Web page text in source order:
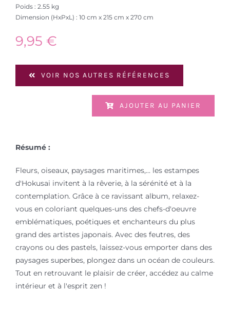
Poids : 2.55 kg
Dimension (HxPxL) : 10 cm x 215 cm x 270 cm
9,95 €
VOIR NOS AUTRES RÉFÉRENCES
AJOUTER AU PANIER
Résumé :
Fleurs, oiseaux, paysages maritimes,... les estampes
d'Hokusai invitent à la rêverie, à la sérénité et à la
contemplation. Grâce à ce ravissant album, relaxez-
vous en coloriant quelques-uns des chefs-d'oeuvre
emblématiques, poétiques et enchanteurs du plus
grand des artistes japonais. Avec des feutres, des
crayons ou des pastels, laissez-vous emporter dans des
paysages superbes, plongez dans un océan de couleurs.
Tout en retrouvant le plaisir de créer, accédez au calme
intérieur et à l'esprit zen !